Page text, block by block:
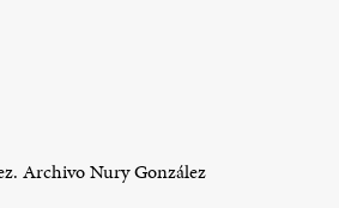
Archivo Nury González